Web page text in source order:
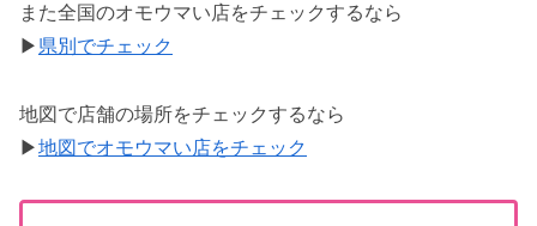
また全国のオモウマい店をチェックするなら
▶ 県別でチェック
地図で店舗の場所をチェックするなら
▶地図でオモウマい店をチェック